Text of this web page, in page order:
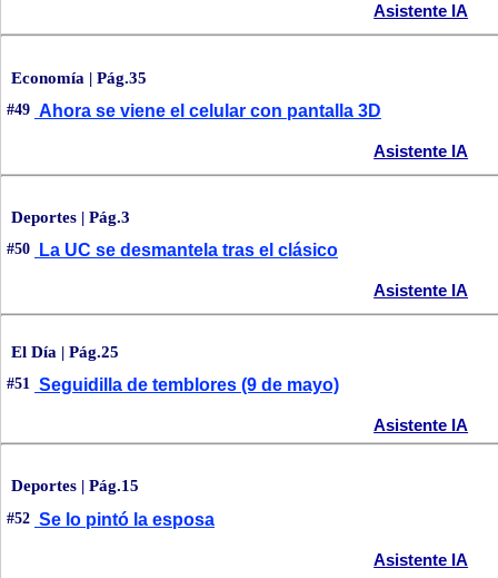
Asistente IA
Economía | Pág.35
#49 Ahora se viene el celular con pantalla 3D
Asistente IA
Deportes | Pág.3
#50 La UC se desmantela tras el clásico
Asistente IA
El Día | Pág.25
#51 Seguidilla de temblores (9 de mayo)
Asistente IA
Deportes | Pág.15
#52 Se lo pintó la esposa
Asistente IA